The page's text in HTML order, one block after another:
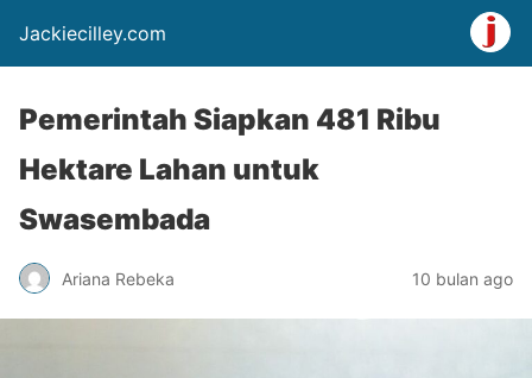
Jackiecilley.com
Pemerintah Siapkan 481 Ribu
Hektare Lahan untuk
Swasembada
Ariana Rebeka 10 bulan ago